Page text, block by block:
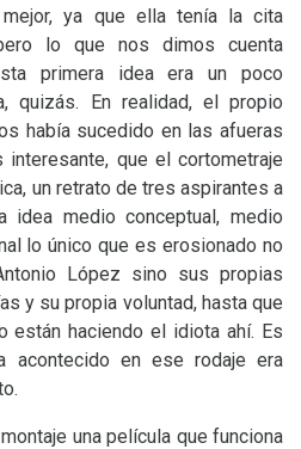
mejor, ya que ella tenía la cita
lo que nos dimos cuenta
primera idea era un poco
quizás. En realidad, el propio
había sucedido en las afueras
que el cortometraje
un retrato de tres aspirantes a
idea medio conceptual, medio
lo único que es erosionado no
López sino sus propias
y su propia voluntad, hasta que
están haciendo el idiota ahí. Es
acontecido en ese rodaje era
una película que funciona